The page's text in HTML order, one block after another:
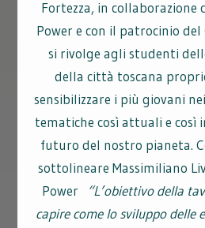
Fortezza, in collaborazione
Power e con il patrocinio del
si rivolge agli studenti
della città toscana
sensibilizzare i più giovani
tematiche così attuali e così
futuro del nostro pianeta.
sottolineare Massimiliano
Power
“L’obiettivo della
capire come lo sviluppo delle